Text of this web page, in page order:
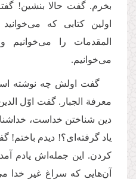
بخرم. گفت حالا بنشین!
اولین كتابى كه
المقدمات را
می‌خوانیم.
گفت اولش چه نوشته
معرفة الجبار. گفت اوّل
دین شناختن خداست،
یاد گرفته‌ای؟! دیدم
كردن. این جمله‌‌اش یادم
آن‌هایی كه سراغ غیر خدا